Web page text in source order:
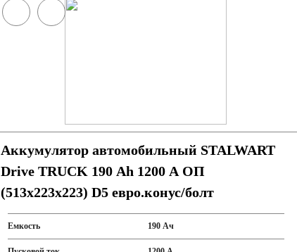
Аккумулятор автомобильный STALWART
Drive TRUCK 190 Ah 1200 A ОП
(513x223x223) D5 евро.конус/болт
Емкость 190 Ач